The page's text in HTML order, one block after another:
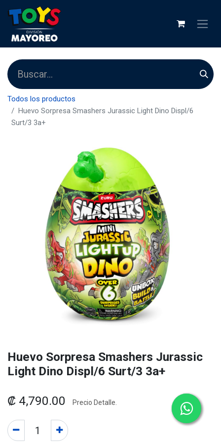
Todos los productos
Huevo Sorpresa Smashers Jurassic Light Dino Displ/6
Surt/3 3a+
Huevo Sorpresa Smashers Jurassic
Light Dino Displ/6 Surt/3 3a+
₡ 4,790.00 Precio Detalle.